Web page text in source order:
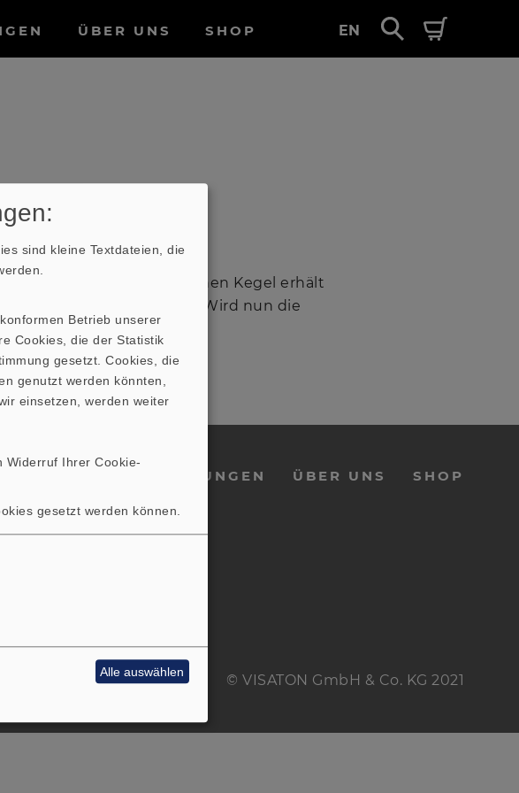
ÜBER UNS SHOP EN
Körper Kegelstumpf . Einen Kegel erhält
Blattes Papier (Tüte). Wird nun die
LEISTUNGEN ÜBER UNS SHOP
© VISATON GmbH & Co. KG 2021
sind kleine Textdateien, die
Betrieb unserer
Cookies, die der Statistik
gesetzt. Cookies, die
genutzt werden könnten,
einsetzen, werden weiter
Widerruf Ihrer Cookie-
gesetzt werden können.
Alle auswählen